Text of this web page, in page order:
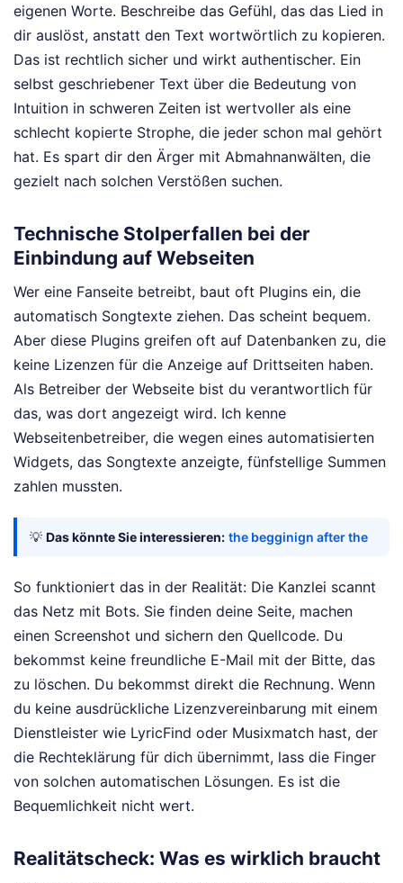
eigenen Worte. Beschreibe das Gefühl, das das Lied in
dir auslöst, anstatt den Text wortwörtlich zu kopieren.
Das ist rechtlich sicher und wirkt authentischer. Ein
selbst geschriebener Text über die Bedeutung von
Intuition in schweren Zeiten ist wertvoller als eine
schlecht kopierte Strophe, die jeder schon mal gehört
hat. Es spart dir den Ärger mit Abmahnanwälten, die
gezielt nach solchen Verstößen suchen.
Technische Stolperfallen bei der
Einbindung auf Webseiten
Wer eine Fanseite betreibt, baut oft Plugins ein, die
automatisch Songtexte ziehen. Das scheint bequem.
Aber diese Plugins greifen oft auf Datenbanken zu, die
keine Lizenzen für die Anzeige auf Drittseiten haben.
Als Betreiber der Webseite bist du verantwortlich für
das, was dort angezeigt wird. Ich kenne
Webseitenbetreiber, die wegen eines automatisierten
Widgets, das Songtexte anzeigte, fünfstellige Summen
zahlen mussten.
💡 Das könnte Sie interessieren: the begginign after the
So funktioniert das in der Realität: Die Kanzlei scannt
das Netz mit Bots. Sie finden deine Seite, machen
einen Screenshot und sichern den Quellcode. Du
bekommst keine freundliche E-Mail mit der Bitte, das
zu löschen. Du bekommst direkt die Rechnung. Wenn
du keine ausdrückliche Lizenzvereinbarung mit einem
Dienstleister wie LyricFind oder Musixmatch hast, der
die Rechteklärung für dich übernimmt, lass die Finger
von solchen automatischen Lösungen. Es ist die
Bequemlichkeit nicht wert.
Realitätscheck: Was es wirklich braucht